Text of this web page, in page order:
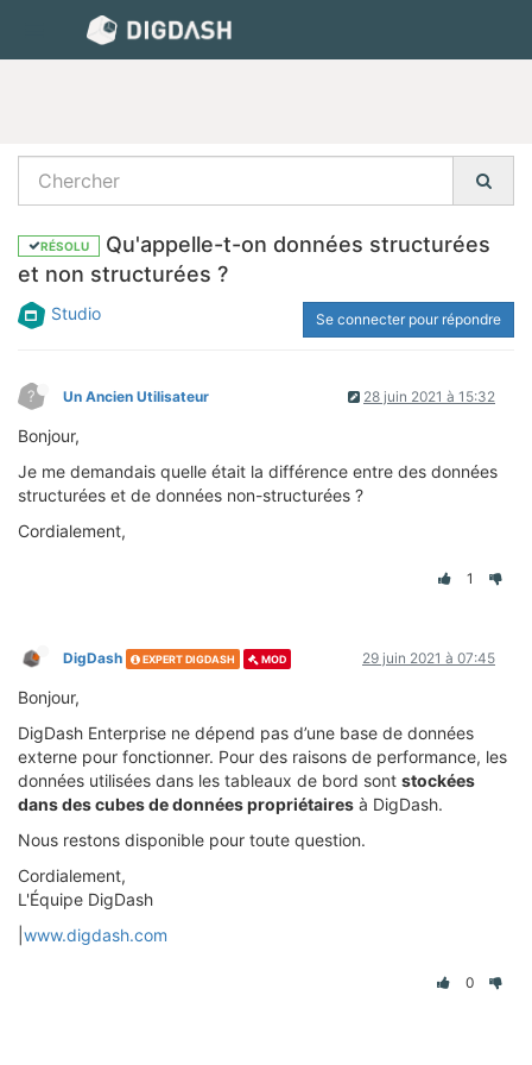
RÉSOLU
Qu'appelle-t-on données structurées
et non structurées ?
Studio Se connecter pour répondre
? Un Ancien Utilisateur 28 juin 2021 à 15:32
Bonjour,
Je me demandais quelle était la différence entre des données
structurées et de données non-structurées ?
Cordialement,
1
DigDash EXPERT DIGDASH MOD 29 juin 2021 à 07:45
Bonjour,
DigDash Enterprise ne dépend pas d’une base de données
externe pour fonctionner. Pour des raisons de performance, les
données utilisées dans les tableaux de bord sont stockées
dans des cubes de données propriétaires à DigDash.
Nous restons disponible pour toute question.
Cordialement,
L'Équipe DigDash
www.digdash.com
0